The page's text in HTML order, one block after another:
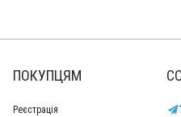
ПОКУПЦЯМ
Реєстрація